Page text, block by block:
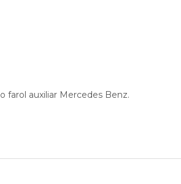
farol auxiliar Mercedes Benz.